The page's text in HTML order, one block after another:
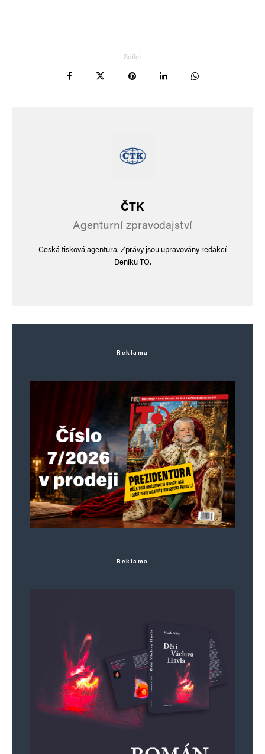
Sdílet
ČTK
Agenturní zpravodajství
Česká tisková agentura. Zprávy jsou upravovány redakcí
Deníku TO.
Reklama
Reklama